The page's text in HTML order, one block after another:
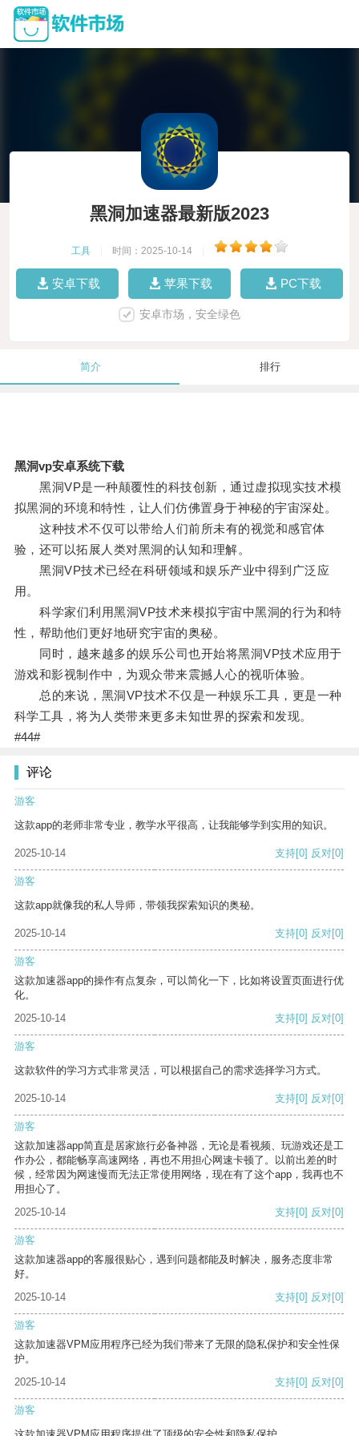
黑洞加速器最新版2023
工具 时间：2025-10-14
安卓下载 苹果下载 PC下载
安卓市场，安全绿色
简介 排行
黑洞vp安卓系统下载
黑洞VP是一种颠覆性的科技创新，通过虚拟现实技术模
拟黑洞的环境和特性，让人们仿佛置身于神秘的宇宙深处。
这种技术不仅可以带给人们前所未有的视觉和感官体
验，还可以拓展人类对黑洞的认知和理解。
黑洞VP技术已经在科研领域和娱乐产业中得到广泛应
用。
科学家们利用黑洞VP技术来模拟宇宙中黑洞的行为和特
性，帮助他们更好地研究宇宙的奥秘。
同时，越来越多的娱乐公司也开始将黑洞VP技术应用于
游戏和影视制作中，为观众带来震撼人心的视听体验。
总的来说，黑洞VP技术不仅是一种娱乐工具，更是一种
科学工具，将为人类带来更多未知世界的探索和发现。
#44#
评论
游客
这款app的老师非常专业，教学水平很高，让我能够学到实用的知识。
2025-10-14 支持[0] 反对[0]
游客
这款app就像我的私人导师，带领我探索知识的奥秘。
2025-10-14 支持[0] 反对[0]
游客
这款加速器app的操作有点复杂，可以简化一下，比如将设置页面进行优
化。
2025-10-14
支持[0] 反对[0]
游客
这款软件的学习方式非常灵活，可以根据自己的需求选择学习方式。
2025-10-14 支持[0] 反对[0]
游客
这款加速器app简直是居家旅行必备神器，无论是看视频、玩游戏还是工
作办公，都能畅享高速网络，再也不用担心网速卡顿了。以前出差的时
候，经常因为网速慢而无法正常使用网络，现在有了这个app，我再也不
用担心了。
2025-10-14
支持[0] 反对[0]
游客
这款加速器app的客服很贴心，遇到问题都能及时解决，服务态度非常
好。
2025-10-14
支持[0] 反对[0]
游客
这款加速器VPM应用程序已经为我们带来了无限的隐私保护和安全性保
护。
2025-10-14
支持[0] 反对[0]
游客